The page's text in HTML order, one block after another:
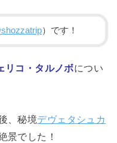
）です！
リコ・タルノボについ
、秘境デヴェタシュカ
景でした！